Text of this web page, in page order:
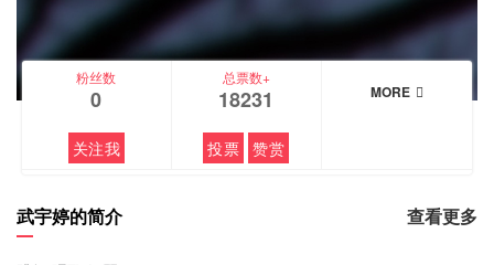
粉丝数
0
关注我
总票数+
18231
投票 赞赏
MORE
武宇婷的简介 查看更多